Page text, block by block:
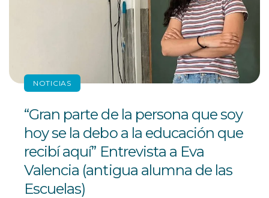
NOTICIAS
“Gran parte de la persona que soy
hoy se la debo a la educación que
recibí aquí” Entrevista a Eva
Valencia (antigua alumna de las
Escuelas)